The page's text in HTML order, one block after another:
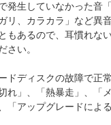
生していなかった音「
リ、カラカラ」など異
もあるので、耳慣れな
さい。
ドディスクの故障で正
」、「熱暴走」、「メ
「アップグレードによ